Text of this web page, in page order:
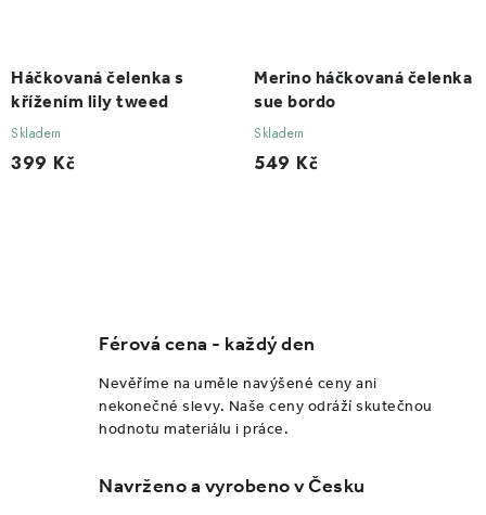
Háčkovaná čelenka s
křížením lily tweed
Skladem
399 Kč
Merino háčkovaná čelenka
sue bordo
Skladem
549 Kč
Férová cena - každý den
Nevěříme na uměle navýšené ceny ani
nekonečné slevy. Naše ceny odráží skutečnou
hodnotu materiálu i práce.
Navrženo a vyrobeno v Česku